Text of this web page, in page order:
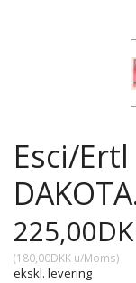
Esci/Ertl
(180,00DKK u/Moms)
ekskl. levering